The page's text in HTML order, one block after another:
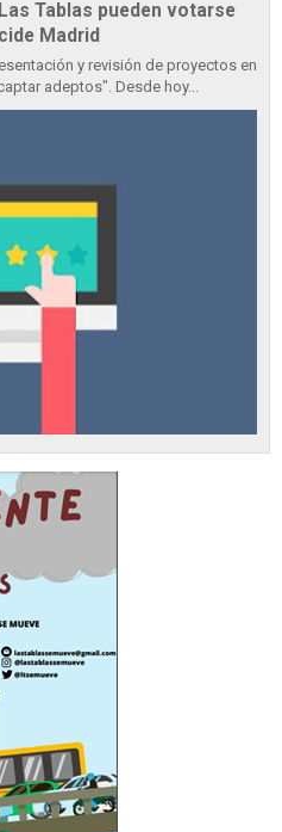
Tablas pueden votarse
Madrid
y revisión de proyectos en
adeptos". Desde hoy...